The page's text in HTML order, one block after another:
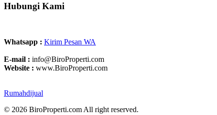
Hubungi Kami
Whatsapp : Kirim Pesan WA
E-mail : info@BiroProperti.com
Website : www.BiroProperti.com
Rumahdijual
© 2026 BiroProperti.com All right reserved.